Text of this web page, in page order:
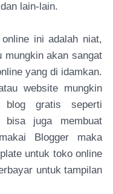
lain-lain.
ini adalah niat,
mungkin akan sangat
yang di idamkan.
website mungkin
blog gratis seperti
bisa juga membuat
Blogger maka
untuk toko online
untuk tampilan